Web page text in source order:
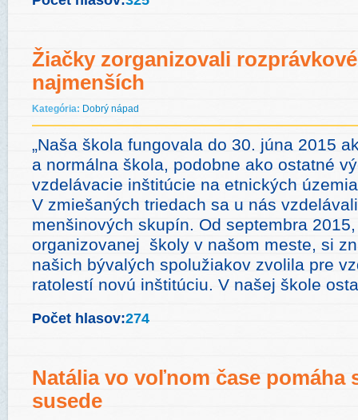
Žiačky zorganizovali
najmenších
Kategória: Dobrý nápad
„Naša škola fungovala do 30. júna 2015
a normálna škola, podobne ako ostatné
vzdelávacie inštitúcie na etnických
V zmiešaných triedach sa u nás
menšinových skupín. Od septembra
organizovanej školy v našom meste, si
našich bývalých spolužiakov zvolila pre
ratolestí novú inštitúciu. V našej škole
Počet hlasov:274
Natália vo voľnom čase pomáha
susede